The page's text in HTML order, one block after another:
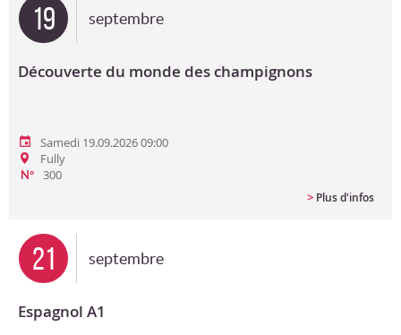
Programme en PDF
19 septembre
Découverte du monde des champignons
Samedi 19.09.2026 09:00
Fully
N°
300
> Plus d'infos
21 septembre
Espagnol A1